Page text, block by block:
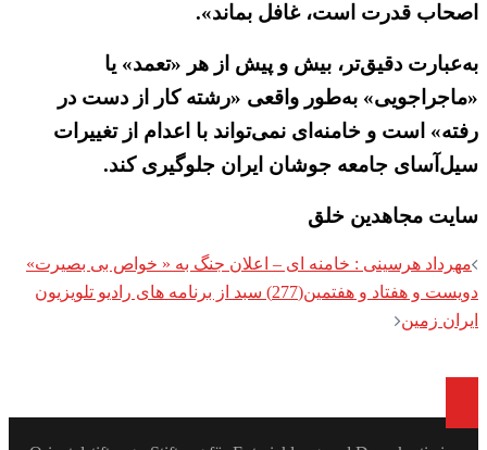
اصحاب قدرت است، غافل بماند».
به‌عبارت دقیق‌تر، بیش و پیش از هر «تعمد» یا
«ماجراجویی» به‌طور واقعی «رشته کار از دست در
رفته» است و خامنه‌ای نمی‌تواند با اعدام از تغییرات
سیل‌آسای جامعه جوشان ایران جلوگیری کند.
سایت مجاهدین خلق
Post
navigation
مهرداد هرسینی : خامنه ای – اعلان جنگ به « خواص بی بصیرت»
دویست و هفتاد و هفتمین(277) سبد از برنامه های رادیو تلویزیون
ایران زمین